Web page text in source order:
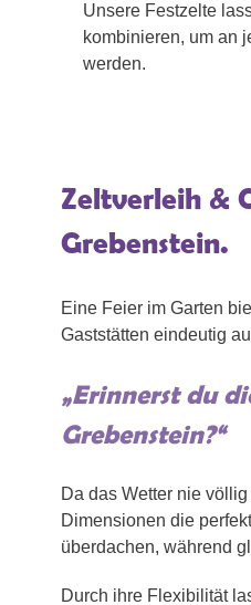
Unsere Festzelte
kombinieren, um an
werden.
Zeltverleih &
Grebenstein.
Eine Feier im Garten
Gaststätten eindeutig
„Erinnerst du
Grebenstein?“
Da das Wetter nie
Dimensionen die
überdachen, während
Durch ihre Flexibilität